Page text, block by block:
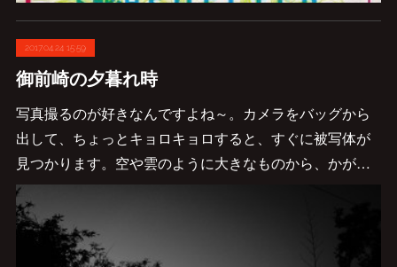
2017.04.24 15:59
御前崎の夕暮れ時
写真撮るのが好きなんですよね～。カメラをバッグから
出して、ちょっとキョロキョロすると、すぐに被写体が
見つかります。空や雲のように大きなものから、かが…